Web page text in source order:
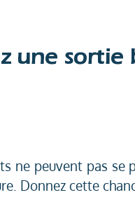
une sortie
ne peuvent pas
Donnez cette